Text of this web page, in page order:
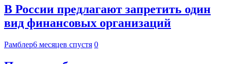
В России предлагают запретить один
вид финансовых организаций
Рамблер6 месяцев спустя 0